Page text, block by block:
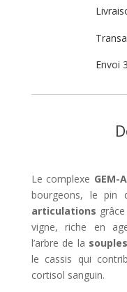
Envoi
Le complexe GEM-
bourgeons, le pin
articulations
vigne, riche en
l’arbre de la
le cassis qui
cortisol sanguin.